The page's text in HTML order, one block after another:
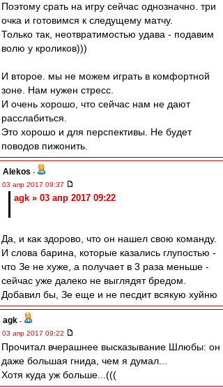
Поэтому срать на игру сейчас однозначно. три
очка и готовимся к следущему матчу.
Только так, неотвратимостью удава - подавим
волю у кроликов)))
И второе. мы не можем играть в комфортной
зоне. Нам нужен стресс.
И очень хорошо, что сейчас нам не дают
расслабиться.
Это хорошо и для перспективы. Не будет
поводов пижонить.
Alekos -
03 апр 2017 09:37
agk » 03 апр 2017 09:22
Да, и как здорово, что он нашел свою команду.
И слова барина, которые казались глупостью -
что Зе не хуже, а получает в 3 раза меньше -
сейчас уже далеко не выглядят бредом.
Добавил бы, Зе еще и не песдит всякую хуйню
agk -
03 апр 2017 09:22
Прочитал вчерашнее высказывание Шлюбы: он
даже большая гнида, чем я думал...
Хотя куда уж больше...(((